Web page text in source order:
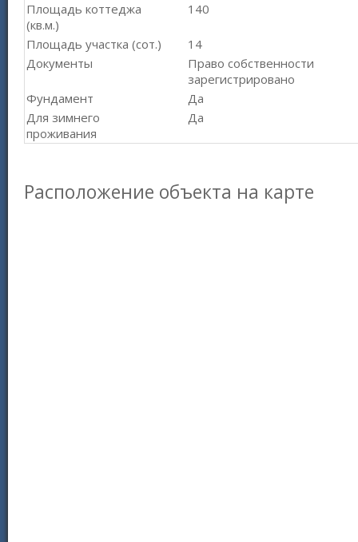
Площадь коттеджа
(кв.м.)
140
Площадь участка (сот.)
14
Документы
Право собственности
зарегистрировано
Фундамент
Да
Для зимнего
проживания
Да
Расположение объекта на карте